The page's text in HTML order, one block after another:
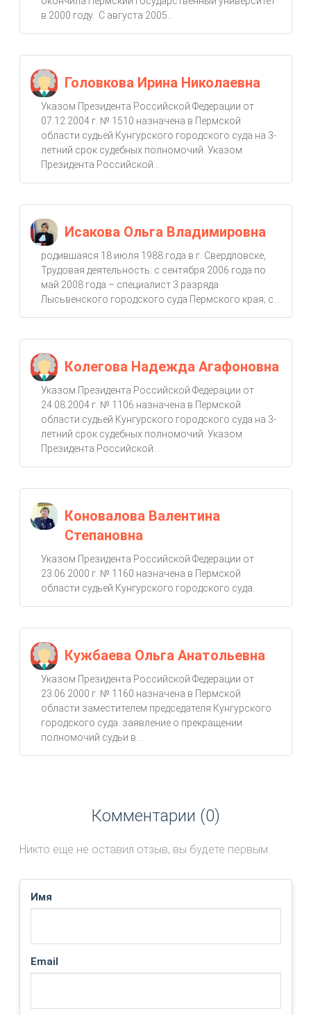
в 2000 году. С августа 2005...
Головкова Ирина Николаевна
Указом Президента Российской Федерации от
07.12.2004 г. № 1510 назначена в Пермской
области судьей Кунгурского городского суда на 3-
летний срок судебных полномочий. Указом
Президента Российской...
Исакова Ольга Владимировна
родившаяся 18 июля 1988 года в г. Свердловске,
Трудовая деятельность: с сентября 2006 года по
май 2008 года – специалист 3 разряда
Лысьвенского городского суда Пермского края; с...
Колегова Надежда Агафоновна
Указом Президента Российской Федерации от
24.08.2004 г. № 1106 назначена в Пермской
области судьей Кунгурского городского суда на 3-
летний срок судебных полномочий. Указом
Президента Российской...
Коновалова Валентина
Степановна
Указом Президента Российской Федерации от
23.06.2000 г. № 1160 назначена в Пермской
области судьей Кунгурского городского суда.
Кужбаева Ольга Анатольевна
Указом Президента Российской Федерации от
23.06.2000 г. № 1160 назначена в Пермской
области заместителем председателя Кунгурского
городского суда. заявление о прекращении
полномочий судьи в...
Комментарии (0)
Никто еще не оставил отзыв, вы будете первым.
Имя
Email